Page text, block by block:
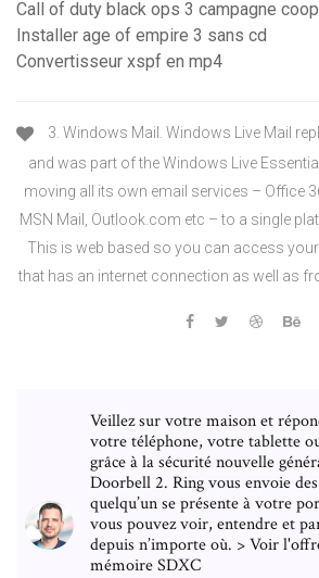
Call of duty black ops 3 campagne
Installer age of empire 3 sans cd
Convertisseur xspf en mp4
3. Windows Mail. Windows Live Mail
and was part of the Windows Live
moving all its own email services – Office
MSN Mail, Outlook.com etc – to a single
This is web based so you can access
that has an internet connection as well as
Veillez sur votre maison et
votre téléphone, votre tablette
grâce à la sécurité nouvelle
Doorbell 2. Ring vous envoie
quelqu’un se présente à votre
vous pouvez voir, entendre et
depuis n’importe où. > Voir
mémoire SDXC